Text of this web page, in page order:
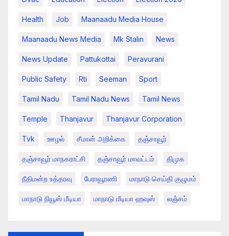
Health Job Maanaadu Media House
Maanaadu News Media Mk Stalin News
News Update Pattukottai Peravurani
Public Safety Rti Seeman Sport
Tamil Nadu Tamil Nadu News Tamil News
Temple Thanjavur Thanjavur Corporation
Tvk ஊழல் சீமான் அறிக்கை தஞ்சாவூர்
தஞ்சாவூர் மாநகராட்சி தஞ்சாவூர் மாவட்டம் திமுக
நீதிமன்ற உத்தரவு பேராவூரணி மாநாடு செய்தி குழுமம்
மாநாடு நியூஸ் மீடியா மாநாடு மீடியா ஹவுஸ் லஞ்சம்